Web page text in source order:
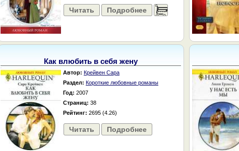
Читать Подробнее ......
Как влюбить в себя жену
Автор: Крейвен Сара
Раздел: Короткие любовные романы
Год: 2007
Страниц: 38
Рейтинг: 2695 (4.26)
Читать Подробнее